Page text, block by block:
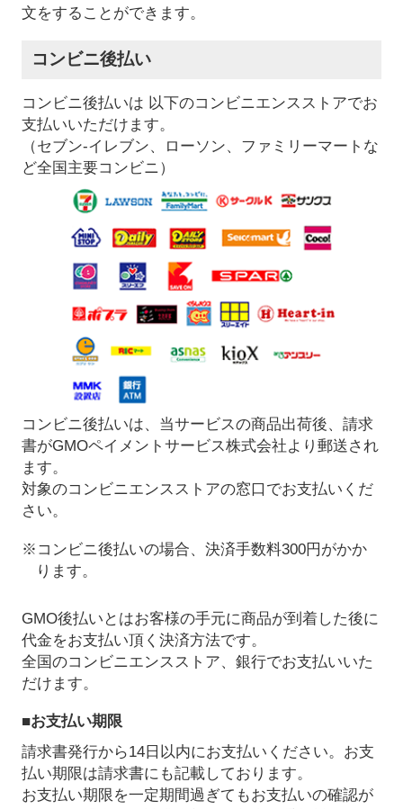
文をすることができます。
コンビニ後払い
コンビニ後払いは 以下のコンビニエンスストアでお
支払いいただけます。
（セブン-イレブン、ローソン、ファミリーマートな
ど全国主要コンビニ）
コンビニ後払いは、当サービスの商品出荷後、請求
書がGMOペイメントサービス株式会社より郵送され
ます。
対象のコンビニエンスストアの窓口でお支払いくだ
さい。
※コンビニ後払いの場合、決済手数料300円がかか
ります。
GMO後払いとはお客様の手元に商品が到着した後に
代金をお支払い頂く決済方法です。
全国のコンビニエンスストア、銀行でお支払いいた
だけます。
■お支払い期限
請求書発行から14日以内にお支払いください。お支
払い期限は請求書にも記載しております。
お支払い期限を一定期間過ぎてもお支払いの確認が